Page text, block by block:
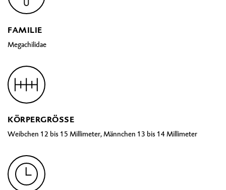
FAMILIE
Megachilidae
KÖRPERGRÖSSE
Weibchen 12 bis 15 Millimeter, Männchen 13 bis 14 Millimeter